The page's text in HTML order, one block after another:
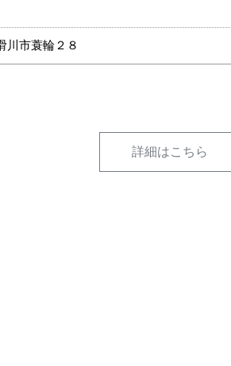
川市蓑輪２８
詳細はこちら